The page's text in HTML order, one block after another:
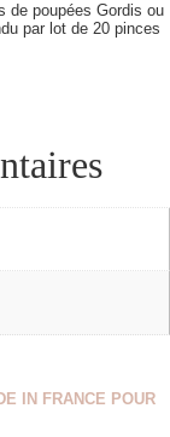
de poupées Gordis ou
par lot de 20 pinces
IN FRANCE POUR